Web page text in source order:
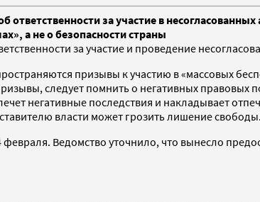
за участие в несогласованных
а не о безопасности страны
за участие и проведение
призывы к участию в «массовых
следует помнить о негативных правовых
негативные последствия и накладывает
власти может грозить лишение свободы.
февраля. Ведомство уточнило, что вынесло